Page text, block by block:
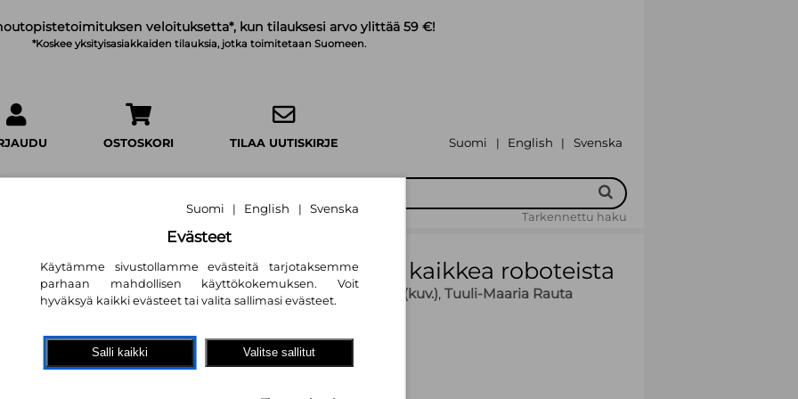
veloituksetta*, kun tilauksesi arvo ylittää 59 €!
*Koskee yksityisasiakkaiden tilauksia, jotka toimitetaan Suomeen.
OSTOSKORI TILAA UUTISKIRJE Suomi | English | Svenska
Tarkennettu haku
Et ikinä arvaa tätä kaikkea roboteista
Laura Cowan,Susanna Rumiz (kuv.), Tuuli-Maaria Rauta
18,50 €
Suomi | English | Svenska
Evästeet
Käytämme sivustollamme evästeitä tarjotaksemme
parhaan mahdollisen käyttökokemuksen. Voit
hyväksyä kaikki evästeet tai valita sallimasi evästeet.
Salli kaikki Valitse sallitut